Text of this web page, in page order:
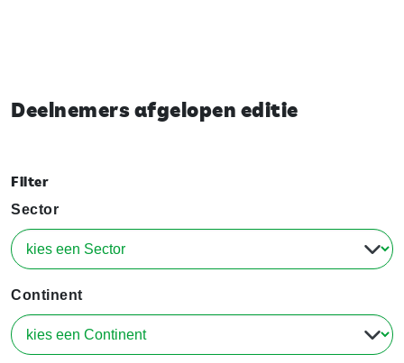
Deelnemers afgelopen editie
Filter
Sector
Continent